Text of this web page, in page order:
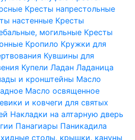
Кресты напрестольные
настенные Кресты
могильные Кресты
Кропило Кружки для
Кувшины для
Купели Ладан Ладаница
и кронштейны Масло
Масло освященное
и ковчеги для святых
Накладки на алтарную дверь
Панагиары Паникадила
столы, крышки, кануны